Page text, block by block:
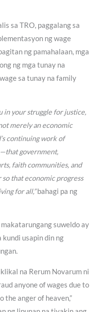
sa TRO, paggalang sa
ng wage
ng pamahalaan, mga
ng mga tunay na
sa tunay na family
in your struggle for justice,
merely an economic
continuing work of
government,
faith communities, and
that economic progress
for all,”bahagi pa ng
suweldo ay
kundi usapin din ng
na Rerum Novarum ni
anyone of wages due to
the anger of heaven,”